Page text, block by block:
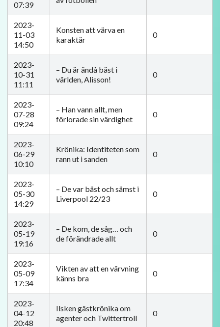
07:39
2023-
11-03
14:50
Konsten att värva en
karaktär
0
2023-
10-31
11:11
– Du är ändå bäst i
världen, Alisson!
0
2023-
07-28
09:24
– Han vann allt, men
förlorade sin värdighet
0
2023-
06-29
10:10
Krönika: Identiteten som
rann ut i sanden
0
2023-
05-30
14:29
– De var bäst och sämst i
Liverpool 22/23
0
2023-
05-19
19:16
– De kom, de såg… och
de förändrade allt
0
2023-
05-09
17:34
Vikten av att en värvning
känns bra
0
2023-
04-12
20:48
Ilsken gästkrönika om
agenter och Twittertroll
0